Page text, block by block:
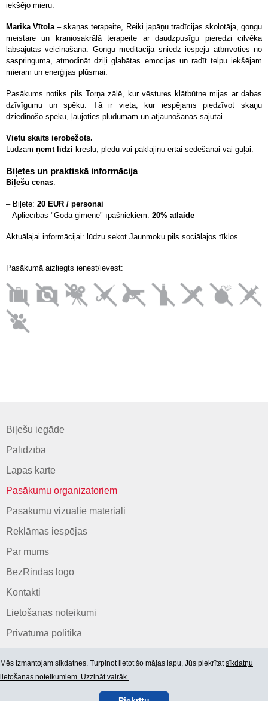
iekšējo mieru.
Marika Vītola– skaņas terapeite, Reiki japāņu tradīcijas skolotāja, gongu
meistare un kraniosakrālā terapeite ar daudzpusīgu pieredzi cilvēka
labsajūtas veicināšanā. Gongu meditācija sniedz iespēju atbrīvoties no
saspringuma, atmodināt dziļi glabātas emocijas un radīt telpu iekšējam
mieram un enerģijas plūsmai.
Pasākums notiks pils Torņa zālē, kur vēstures klātbūtne mijas ar dabas
dzīvīgumu un spēku. Tā ir vieta, kur iespējams piedzīvot skaņu
dziedinošo spēku, ļaujoties plūdumam un atjaunošanās sajūtai.
Vietu skaits ierobežots.
Lūdzam ņemt līdzi krēslu, pledu vai paklājiņu ērtai sēdēšanai vai guļai.
Biļetes un praktiskā informācija
Biļešu cenas:
– Biļete: 20 EUR / personai
– Apliecības "Goda ģimene" īpašniekiem: 20% atlaide
Aktuālajai informācijai: lūdzu sekot Jaunmoku pils sociālajos tīklos.
Pasākumā aizliegts ienest/ievest:
Biļešu iegāde
Palīdzība
Lapas karte
Pasākumu organizatoriem
Pasākumu vizuālie materiāli
Reklāmas iespējas
Par mums
BezRindas logo
Kontakti
Lietošanas noteikumi
Privātuma politika
Mēs izmantojam sīkdatnes. Turpinot lietot šo mājas lapu, Jūs piekrītatsīkdatņu
lietošanas noteikumiem. Uzzināt vairāk.